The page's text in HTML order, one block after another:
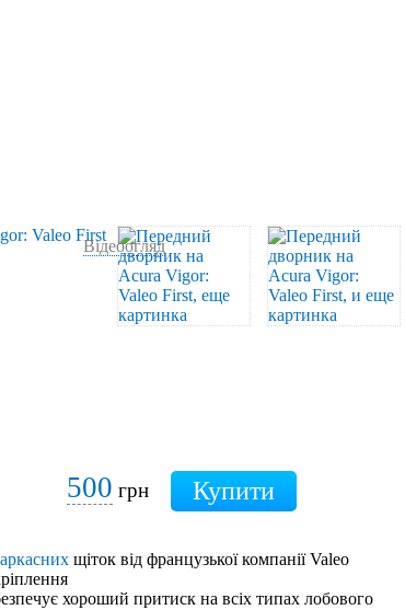
Відеоогляд
500 грн
щіток від французької компанії Valeo
хороший притиск на всіх типах лобового